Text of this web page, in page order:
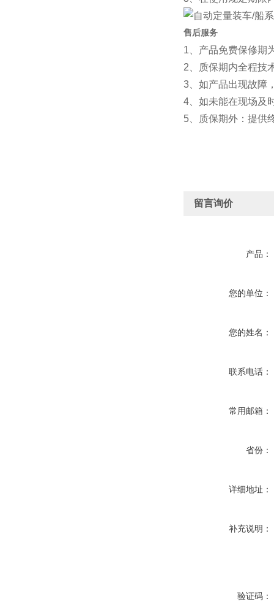
售后服务
1、产品免费保修期
2、质保期内全
3、如产品出现故障
4、如未能在现场及
5、质保期外：提供
留言询价
产品：
您的单位：
您的姓名：
联系电话：
常用邮箱：
省份：
详细地址：
补充说明：
验证码：